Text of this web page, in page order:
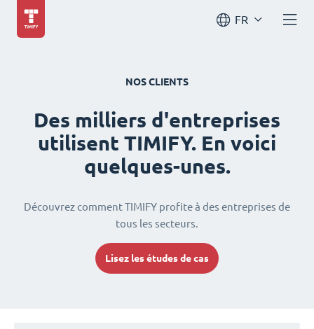
FR
NOS CLIENTS
Des milliers d'entreprises
utilisent TIMIFY. En voici
quelques-unes.
Découvrez comment TIMIFY profite à des entreprises de
tous les secteurs.
Lisez les études de cas